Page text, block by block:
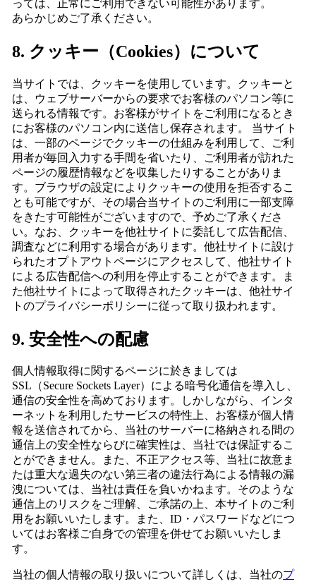
っては、正常にご利用できない可能性があります。
あらかじめご了承ください。
8. クッキー（Cookies）について
当サイトでは、クッキーを使用しています。クッキーと
は、ウェブサーバーからの要求でお客様のパソコン等に
送られる情報です。お客様がサイトをご利用になるとき
にお客様のパソコン内に送信し保存されます。 当サイト
は、一部のページでクッキーの仕組みを利用して、ご利
用者が毎回入力する手間を省いたり、ご利用者が訪れた
ページの履歴情報などを収集したりすることがありま
す。ブラウザの設定によりクッキーの使用を拒否するこ
とも可能ですが、その場合当サイトのご利用に一部支障
をきたす可能性がございますので、予めご了承くださ
い。なお、クッキーを他社サイトに委託して広告配信、
調査などに利用する場合があります。他社サイトに設け
られたオプトアウトページにアクセスして、他社サイト
による広告配信への利用を停止することができます。ま
た他社サイトによって取得されたクッキーは、他社サイ
トのプライバシーポリシーに従って取り扱われます。
9. 安全性への配慮
個人情報取得に関するページに於きましては
SSL（Secure Sockets Layer）による暗号化通信を導入し、
通信の安全性を高めております。しかしながら、インタ
ーネットを利用したサービスの特性上、お客様が個人情
報を送信されてから、当社のサーバーに格納される間の
通信上の安全性ならびに確実性は、当社では保証するこ
とができません。また、不正アクセス等、当社に故意ま
たは重大な過失のない第三者の違法行為による情報の漏
洩については、当社は責任を負いかねます。そのような
通信上のリスクをご理解、ご承諾の上、本サイトのご利
用をお願いいたします。また、ID・パスワードなどにつ
いてはお客様ご自身での管理を併せてお願いいたしま
す。
当社の個人情報の取り扱いについて詳しくは、当社のプ